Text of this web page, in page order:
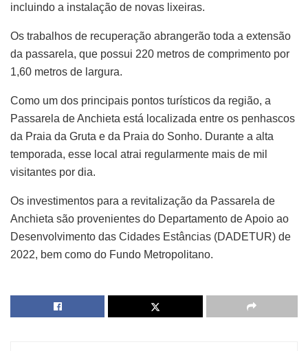
incluindo a instalação de novas lixeiras.
Os trabalhos de recuperação abrangerão toda a extensão
da passarela, que possui 220 metros de comprimento por
1,60 metros de largura.
Como um dos principais pontos turísticos da região, a
Passarela de Anchieta está localizada entre os penhascos
da Praia da Gruta e da Praia do Sonho. Durante a alta
temporada, esse local atrai regularmente mais de mil
visitantes por dia.
Os investimentos para a revitalização da Passarela de
Anchieta são provenientes do Departamento de Apoio ao
Desenvolvimento das Cidades Estâncias (DADETUR) de
2022, bem como do Fundo Metropolitano.